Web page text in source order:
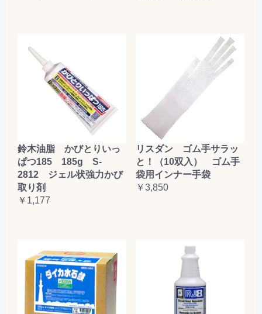
鈴木油脂 かびとりいっ
ぱつ185 185g S-
2812 ジェル状強力かび
取り剤
￥1,177
リスダン ゴム手サラッ
と！（10双入） ゴム手
袋用インナー手袋
￥3,850